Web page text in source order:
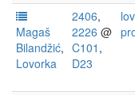
Magaš
Bilandžić,
Lovorka
2406,
2226 @
C101 ,
D23